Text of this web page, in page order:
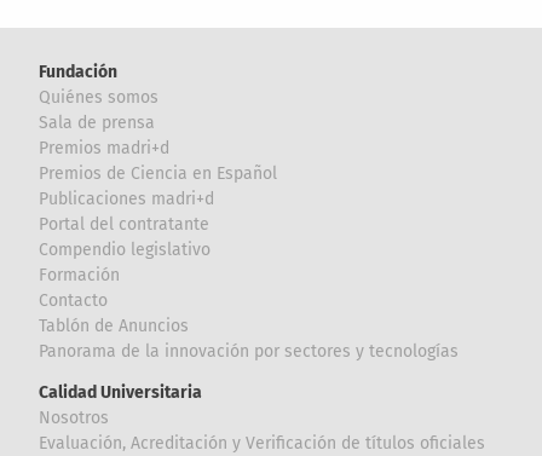
Fundación
Quiénes somos
Sala de prensa
Premios madri+d
Premios de Ciencia en Español
Publicaciones madri+d
Portal del contratante
Compendio legislativo
Formación
Contacto
Tablón de Anuncios
Panorama de la innovación por sectores y tecnologías
Calidad Universitaria
Nosotros
Evaluación, Acreditación y Verificación de títulos oficiales